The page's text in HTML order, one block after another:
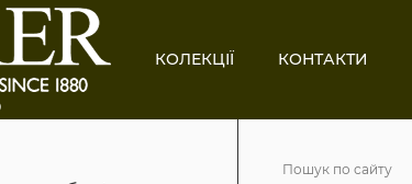
КОЛЕКЦІЇ КОНТАКТИ